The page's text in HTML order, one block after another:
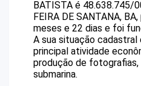
BATISTA é 48.638.745/
FEIRA DE SANTANA,
meses e 22 dias e foi
A sua situação cadastral
principal atividade
produção de
submarina.